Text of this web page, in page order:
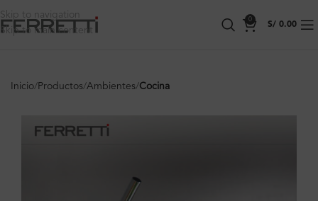
Skip to navigation
Skip to main content
0
S/ 0.00
Inicio Productos Ambientes Cocina